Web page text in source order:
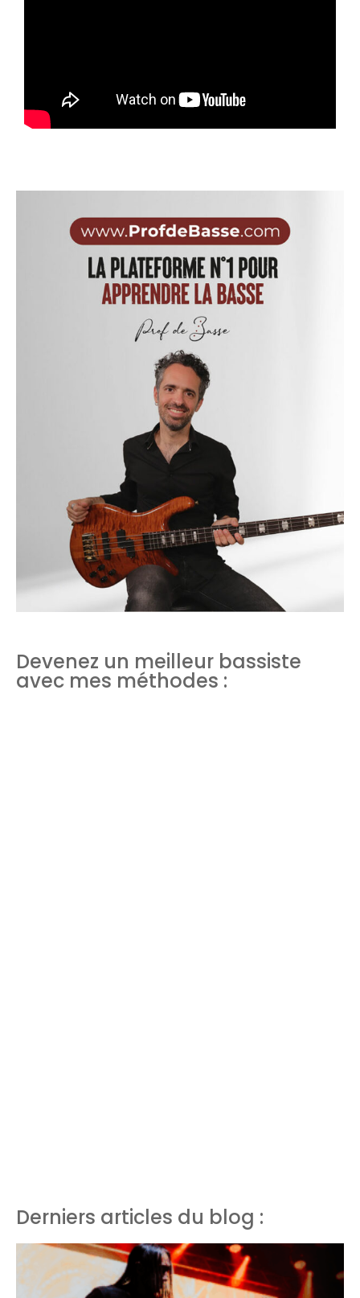
Devenez un meilleur bassiste
avec mes méthodes :
Derniers articles du blog :